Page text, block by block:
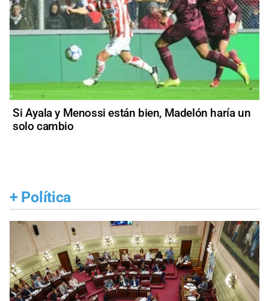
Si Ayala y Menossi están bien, Madelón haría un
solo cambio
+ Política